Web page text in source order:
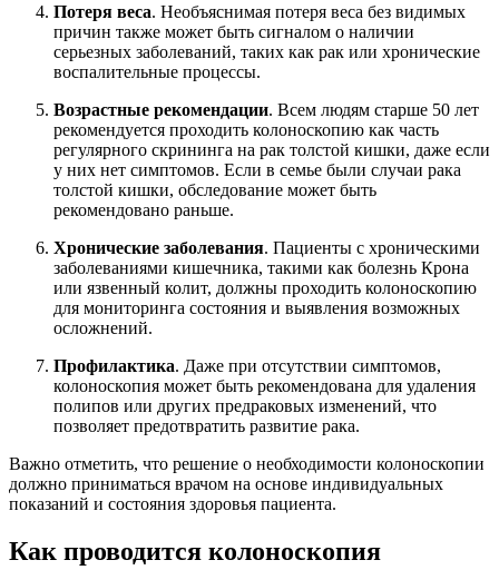
Потеря веса. Необъяснимая потеря веса без видимых
причин также может быть сигналом о наличии
серьезных заболеваний, таких как рак или хронические
воспалительные процессы.
Возрастные рекомендации. Всем людям старше 50 лет
рекомендуется проходить колоноскопию как часть
регулярного скрининга на рак толстой кишки, даже если
у них нет симптомов. Если в семье были случаи рака
толстой кишки, обследование может быть
рекомендовано раньше.
Хронические заболевания. Пациенты с хроническими
заболеваниями кишечника, такими как болезнь Крона
или язвенный колит, должны проходить колоноскопию
для мониторинга состояния и выявления возможных
осложнений.
Профилактика. Даже при отсутствии симптомов,
колоноскопия может быть рекомендована для удаления
полипов или других предраковых изменений, что
позволяет предотвратить развитие рака.
Важно отметить, что решение о необходимости колоноскопии
должно приниматься врачом на основе индивидуальных
показаний и состояния здоровья пациента.
Как проводится колоноскопия